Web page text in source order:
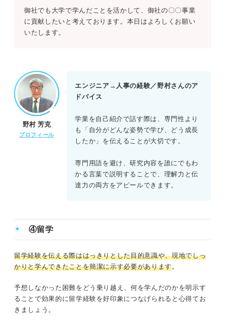
御社でも大学で学んだことを活かして、御社の〇〇事業
に貢献したいと考えております。本日はよろしくお願い
いたします。
野村 芳克
プロフィール
エンジニア→人事の経験／野村さんのア
ドバイス
学業を自己紹介で話す際は、専門性より
も「自分がどんな姿勢で学び、どう成長
したか」を伝えることが大切です。
専門用語を避け、研究内容を誰にでもわ
かる言葉で説明することで、理解力と伝
達力の両方をアピールできます。
④留学
留学経験を伝える際ははっきりとした目的意識や、現地でしっ
かりと学んできたことを簡潔に示す必要があります。
予想しなかった困難をどう乗り越え、何を学んだのかを明示す
ることで効果的に留学経験を好印象につなげられると心得てお
きましょう。